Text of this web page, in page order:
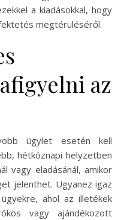
a kiadásokkal, hogy
megtérüléséről.
az
ügylet esetén kell
hétköznapi helyzetben
vagy eladásánál, amikor
jelenthet. Ugyanez igaz
ahol az illetékek
vagy ajándékozott